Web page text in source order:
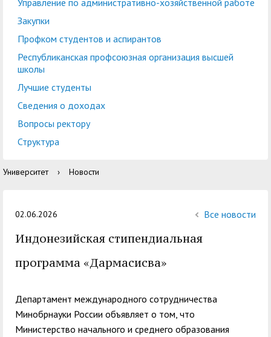
Международная
деятельность
Управление по
административно-
Закупки
Республиканская
организация высшей
Центр тестирования
иностранных граждан
по русскому языку
Центр развития
компетенций
Центр русского языка
обучающихся ГАГУ
Образовательный
модуль «Обучение
Информация о
Управление по административно-хозяйственной работе
Закупки
Профком студентов и аспирантов
Республиканская профсоюзная организация высшей
школы
Лучшие студенты
Сведения о доходах
Вопросы ректору
Структура
Университет › Новости
02.06.2026 Все новости
Индонезийская стипендиальная
программа «Дармасисва»
Департамент международного сотрудничества
Минобрнауки России объявляет о том, что
Министерство начального и среднего образования